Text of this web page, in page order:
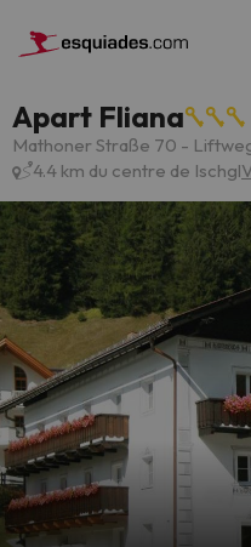
Apart Fliana
Mathoner Straße 70 -
4.4 km du centre de Ischgl